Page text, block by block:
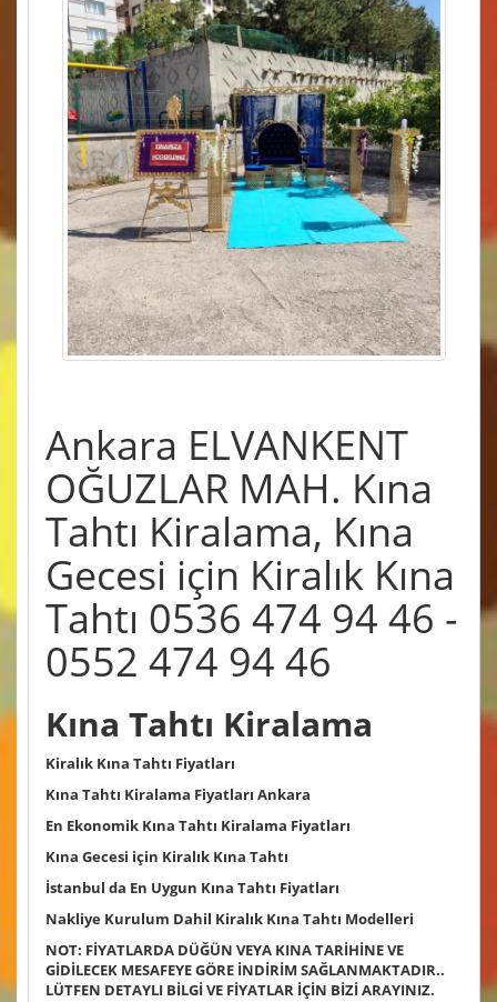
Ankara ELVANKENT
OĞUZLAR MAH. Kına
Tahtı Kiralama, Kına
Gecesi için Kiralık Kına
Tahtı 0536 474 94 46 -
0552 474 94 46
Kına Tahtı Kiralama
Kiralık Kına Tahtı Fiyatları
Kına Tahtı Kiralama Fiyatları Ankara
En Ekonomik Kına Tahtı Kiralama Fiyatları
Kına Gecesi için Kiralık Kına Tahtı
İstanbul da En Uygun Kına Tahtı Fiyatları
Nakliye Kurulum Dahil Kiralık Kına Tahtı Modelleri
NOT: FİYATLARDA DÜĞÜN VEYA KINA TARİHİNE VE
GİDİLECEK MESAFEYE GÖRE İNDİRİM SAĞLANMAKTADIR..
LÜTFEN DETAYLI BİLGİ VE FİYATLAR İÇİN BİZİ ARAYINIZ.